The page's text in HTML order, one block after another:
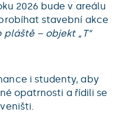
2026 bude v areálu
stavební akce
– objekt „T“
i studenty, aby
opatrnosti a řídili se